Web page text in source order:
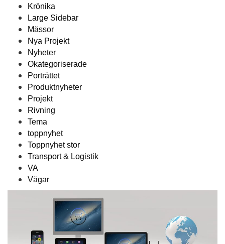
Krönika
Large Sidebar
Mässor
Nya Projekt
Nyheter
Okategoriserade
Porträttet
Produktnyheter
Projekt
Rivning
Tema
toppnyhet
Toppnyhet stor
Transport & Logistik
VA
Vägar